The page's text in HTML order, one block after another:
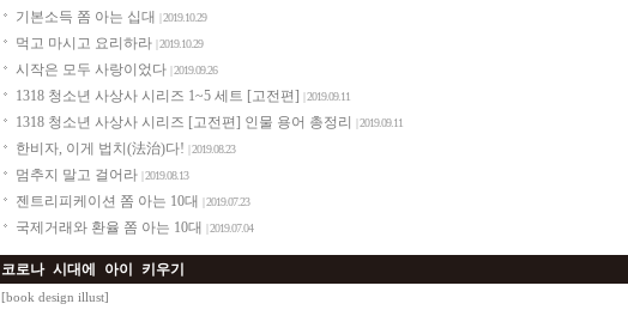
기본소득 쫌 아는 십대 | 2019.10.29
먹고 마시고 요리하라 | 2019.10.29
시작은 모두 사랑이었다 | 2019.09.26
1318 청소년 사상사 시리즈 1~5 세트 [고전편] | 2019.09.11
1318 청소년 사상사 시리즈 [고전편] 인물 용어 총정리 | 2019.09.11
한비자, 이게 법치(法治)다! | 2019.08.23
멈추지 말고 걸어라 | 2019.08.13
젠트리피케이션 쫌 아는 10대 | 2019.07.23
국제거래와 환율 쫌 아는 10대 | 2019.07.04
코로나 시대에 아이 키우기
[book design illust]